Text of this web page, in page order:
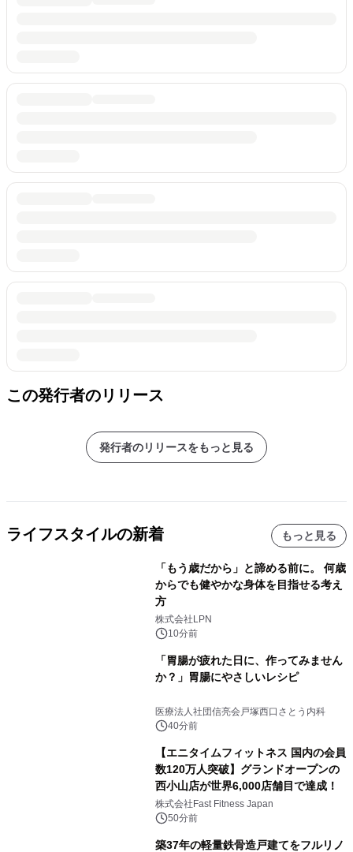
この発行者のリリース
発行者のリリースをもっと見る
ライフスタイルの新着 もっと見る
「もう歳だから」と諦める前に。 何歳
からでも健やかな身体を目指せる考え
方
株式会社LPN
10分前
「胃腸が疲れた日に、作ってみません
か？」胃腸にやさしいレシピ
医療法人社団信亮会戸塚西口さとう内科
40分前
【エニタイムフィットネス 国内の会員
数120万人突破】グランドオープンの
西小山店が世界6,000店舗目で達成！
株式会社Fast Fitness Japan
50分前
築37年の軽量鉄骨造戸建てをフルリノ